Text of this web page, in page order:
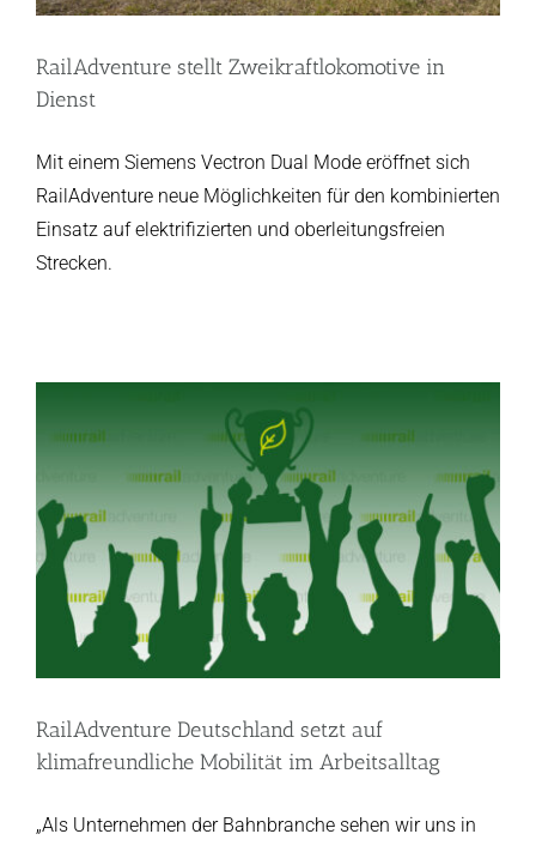
RailAdventure stellt Zweikraftlokomotive in
Dienst
Mit einem Siemens Vectron Dual Mode eröffnet sich
RailAdventure neue Möglichkeiten für den kombinierten
Einsatz auf elektrifizierten und oberleitungsfreien
Strecken.
RailAdventure Deutschland setzt auf
klimafreundliche Mobilität im Arbeitsalltag
„Als Unternehmen der Bahnbranche sehen wir uns in